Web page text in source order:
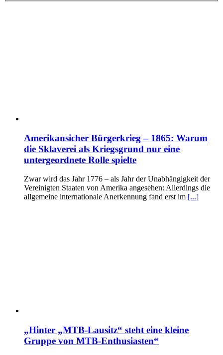
Amerikansicher Bürgerkrieg – 1865: Warum
die Sklaverei als Kriegsgrund nur eine
untergeordnete Rolle spielte
Zwar wird das Jahr 1776 – als Jahr der Unabhängigkeit der
Vereinigten Staaten von Amerika angesehen: Allerdings die
allgemeine internationale Anerkennung fand erst im [...]
„Hinter „MTB-Lausitz“ steht eine kleine
Gruppe von MTB-Enthusiasten“